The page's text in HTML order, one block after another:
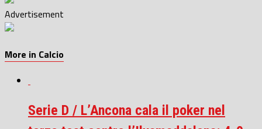
Advertisement
More in Calcio
Serie D / L’Ancona cala il poker nel